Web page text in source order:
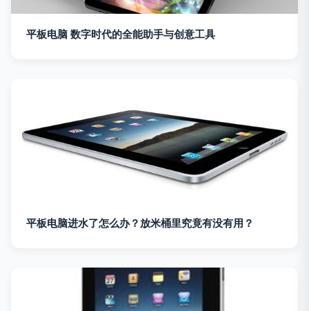
平板电脑 数字时代的全能助手与创意工具
平板电脑进水了怎么办？放米桶里究竟有没有用？